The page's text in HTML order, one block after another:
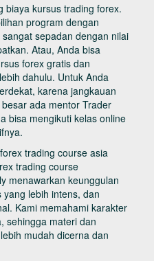
biaya kursus trading forex.
program dengan
sepadan dengan nilai
Atau, Anda bisa
forex gratis dan
dahulu. Untuk Anda
karena jangkauan
ada mentor Trader
bisa mengikuti kelas online
trading course asia
trading course
menawarkan keunggulan
lebih intens, dan
Kami memahami karakter
sehingga materi dan
mudah dicerna dan